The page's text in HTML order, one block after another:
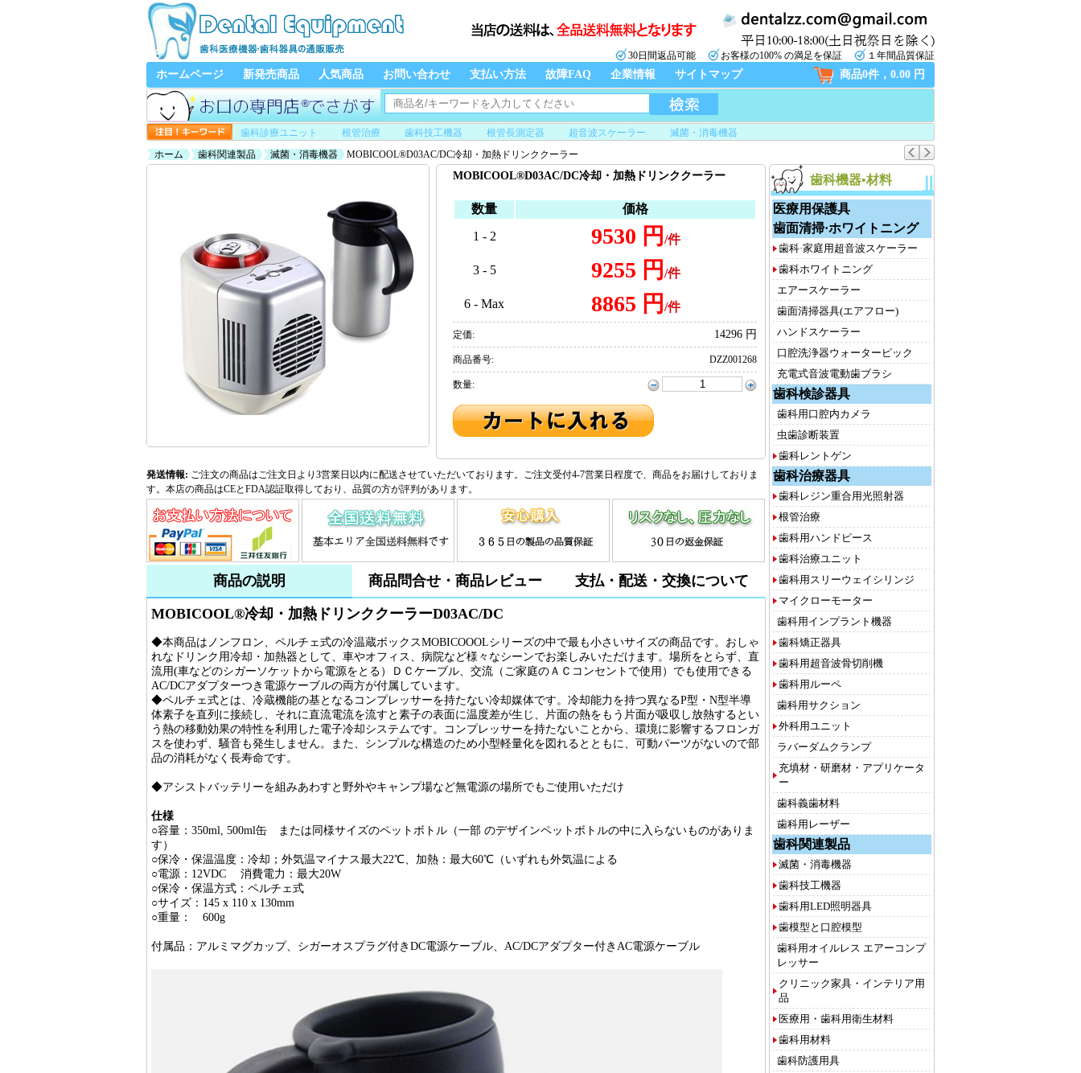
30日間返品可能 お客様の100% の満足を保証 １年間品質保証
ホームページ 新発売商品 人気商品 お問い合わせ 支払い方法 故障FAQ 企業情報 サイトマップ 商品0件，0.00 円
歯科診療ユニット 根管治療 歯科技工機器 根管長測定器 超音波スケーラー
滅菌・消毒機器
ホーム
歯科関連製品 滅菌・消毒機器 MOBICOOL®D03AC/DC冷却・加熱ドリンククーラー
歯科機器•材料
医療用保護具
歯面清掃·ホワイトニング
歯科·家庭用超音波スケーラー
歯科ホワイトニング
エアースケーラー
歯面清掃器具(エアフロー)
ハンドスケーラー
口腔洗浄器ウォーターピック
充電式音波電動歯ブラシ
歯科検診器具
歯科用口腔内カメラ
虫歯診断装置
歯科レントゲン
歯科治療器具
歯科レジン重合用光照射器
根管治療
歯科用ハンドピース
歯科治療ユニット
歯科用スリーウェイシリンジ
マイクローモーター
歯科用インプラント機器
歯科矯正器具
歯科用超音波骨切削機
歯科用ルーペ
歯科用サクション
外科用ユニット
ラバーダムクランプ
充填材・研磨材・アプリケータ
ー
歯科義歯材料
歯科用レーザー
歯科関連製品
滅菌・消毒機器
歯科技工機器
歯科用LED照明器具
歯模型と口腔模型
歯科用オイルレス エアーコンプ
レッサー
クリニック家具・インテリア用
品
医療用・歯科用衛生材料
歯科用材料
歯科防護用具
MOBICOOL®D03AC/DC冷却・加熱ドリンククーラー
数量
価格
1 - 2
9530 円 /件
3 - 5 9255 円 /件
6 - Max 8865 円 /件
定価: 14296 円
商品番号: DZZ001268
数量:
発送情報: ご注文の商品はご注文日より3営業日以内に配送させていただいております。ご注文受付4-7営業日程度で、商品をお届けしておりま
す。本店の商品はCEとFDA認証取得しており、品質の方が評判があります。
商品の説明 商品問合せ・商品レビュー 支払・配送・交換について
MOBICOOL®冷却・加熱ドリンククーラーD03AC/DC
◆本商品はノンフロン、ペルチェ式の冷温蔵ボックスMOBICOOOLシリーズの中で最も小さいサイズの商品です。おしゃ
れなドリンク用冷却・加熱器として、車やオフィス、病院など様々なシーンでお楽しみいただけます。場所をとらず、直
流用(車などのシガーソケットから電源をとる）ＤＣケーブル、交流（ご家庭のＡＣコンセントで使用）でも使用できる
AC/DCアダプターつき電源ケーブルの両方が付属しています。
◆ペルチェ式とは、冷蔵機能の基となるコンプレッサーを持たない冷却媒体です。冷却能力を持つ異なるP型・N型半導
体素子を直列に接続し、それに直流電流を流すと素子の表面に温度差が生じ、片面の熱をもう片面が吸収し放熱するとい
う熱の移動効果の特性を利用した電子冷却システムです。コンプレッサーを持たないことから、環境に影響するフロンガ
スを使わず、騒音も発生しません。また、シンプルな構造のため小型軽量化を図れるとともに、可動パーツがないので部
品の消耗がなく長寿命です。
◆アシストバッテリーを組みあわすと野外やキャンプ場など無電源の場所でもご使用いただけ
仕様
○容量：350ml, 500ml缶 または同様サイズのペットボトル（一部 のデザインペットボトルの中に入らないものがありま
す）
○保冷・保温温度：冷却；外気温マイナス最大22℃、加熱：最大60℃（いずれも外気温による
○電源：12VDC 消費電力：最大20W
○保冷・保温方式：ペルチェ式
○サイズ：145 x 110 x 130mm
○重量： 600g
付属品：アルミマグカップ、シガーオスプラグ付きDC電源ケーブル、AC/DCアダプター付きAC電源ケーブル